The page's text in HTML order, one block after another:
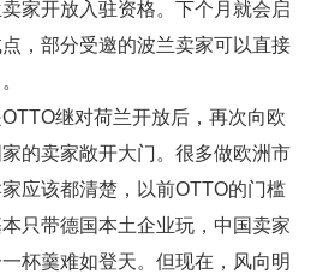
家开放入驻资格。下个月就会启
，部分受邀的波兰卖家可以直接
继对荷兰开放后，再次向欧
的卖家敞开大门。很多做欧洲市
应该都清楚，以前OTTO的门槛
只带德国本土企业玩，中国卖家
杯羹难如登天。但现在，风向明